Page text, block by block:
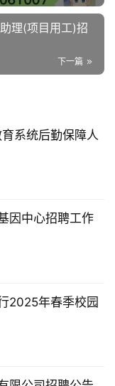
理(项目用工)招
下一篇
系统后勤保障人
因中心招聘工作
2025年春季校园